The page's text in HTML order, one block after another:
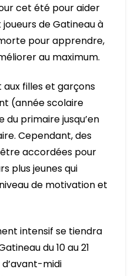
cet été pour aider
joueurs de Gatineau à
pour apprendre,
au maximum.
aux filles et garçons
(année scolaire
du primaire jusqu’en
Cependant, des
accordées pour
plus jeunes qui
de motivation et
intensif se tiendra
du 10 au 21
d’avant-midi